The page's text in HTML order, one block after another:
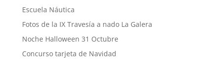
Escuela Náutica
Fotos de la IX Travesía a nado La Galera
Noche Halloween 31 Octubre
Concurso tarjeta de Navidad